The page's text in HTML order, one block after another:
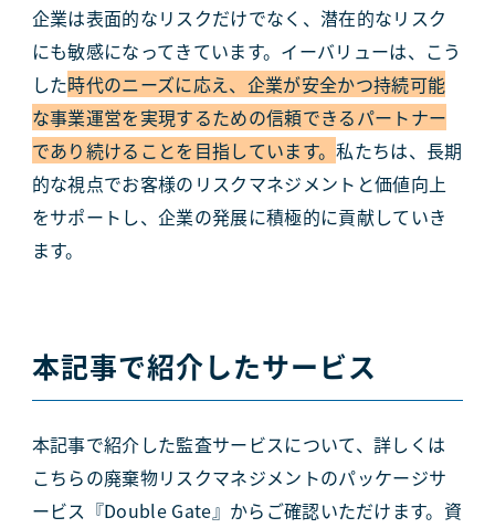
企業は表面的なリスクだけでなく、潜在的なリスク
にも敏感になってきています。イーバリューは、こう
した時代のニーズに応え、企業が安全かつ持続可能
な事業運営を実現するための信頼できるパートナー
であり続けることを目指しています。私たちは、長期
的な視点でお客様のリスクマネジメントと価値向上
をサポートし、企業の発展に積極的に貢献していき
ます。
本記事で紹介したサービス
本記事で紹介した監査サービスについて、詳しくは
こちらの廃棄物リスクマネジメントのパッケージサ
ービス『Double Gate』からご確認いただけます。資